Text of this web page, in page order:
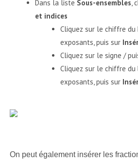
Dans la liste Sous-ensembles,
et indices
Cliquez sur le chiffre
exposants, puis sur
Cliquez sur le signe /
Cliquez sur le chiffre
exposants, puis sur
On peut également insérer les